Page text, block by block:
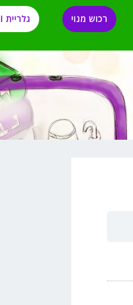
רכוש מנוי גלריית AI